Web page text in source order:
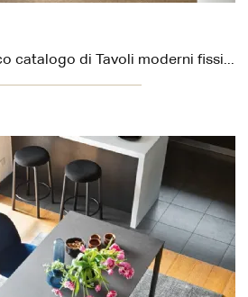
Clicca e scopri un ricco catalogo di Tavoli moderni fissi da pranzo! Il modello Planet di Connubia ti sta aspettando.